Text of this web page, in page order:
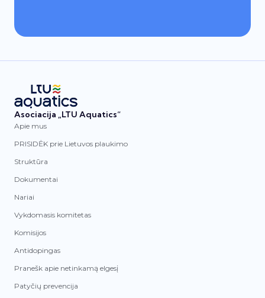
Asociacija „LTU Aquatics“
Apie mus
PRISIDĖK prie Lietuvos plaukimo
Struktūra
Dokumentai
Nariai
Vykdomasis komitetas
Komisijos
Antidopingas
Pranešk apie netinkamą elgesį
Patyčių prevencija